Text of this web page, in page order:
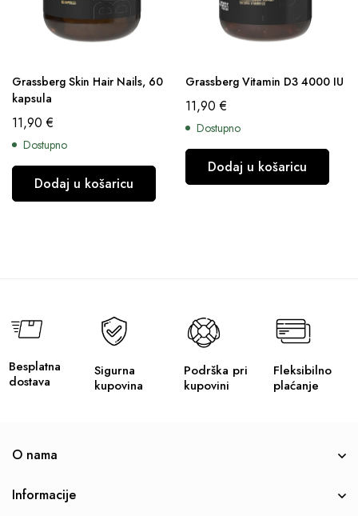
Grassberg Skin Hair Nails, 60
kapsula
11,90€
Dostupno
Dodaj u košaricu
Grassberg Vitamin D3 4000 IU
11,90€
Dostupno
Dodaj u košaricu
Besplatna
dostava
Sigurna
kupovina
Podrška pri
kupovini
Fleksibilno
plaćanje
O nama
Informacije